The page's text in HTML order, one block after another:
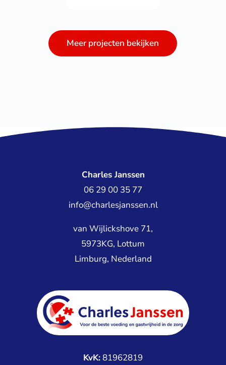
Meer projecten bekijken
Charles Janssen
06 29 00 35 77
info@charlesjanssen.nl
van Wijlickshove 71,
5973KG, Lottum
Limburg, Nederland
KvK:81962819